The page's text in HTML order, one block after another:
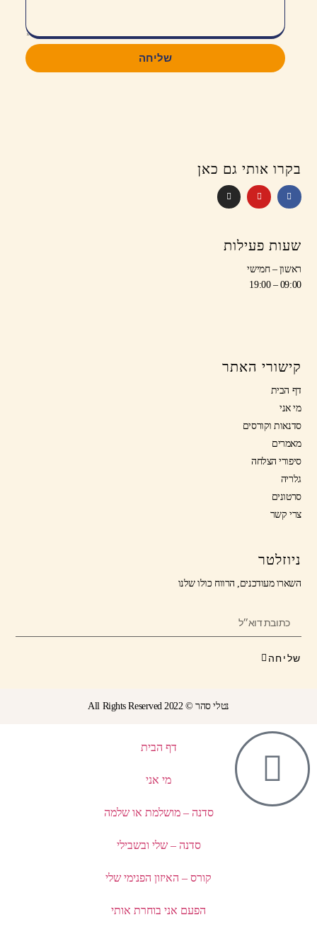
שליחה
בקרו אותי גם כאן
שעות פעילות
ראשון – חמישי
09:00 – 19:00
קישורי האתר
דף הבית
מי אני
סדנאות וקורסים
מאמרים
סיפורי הצלחה
גלריה
סרטונים
צרי קשר
ניוזלטר
השארו מעודכנים, הרווח כולו שלנו
שליחה
נטלי סהר © All Rights Reserved 2022
דף הבית
מי אני
סדנה – מושלמת או שלמה
סדנה – שלי ובשבילי
קורס – האיזון הפנימי שלי
הפעם אני בוחרת אותי